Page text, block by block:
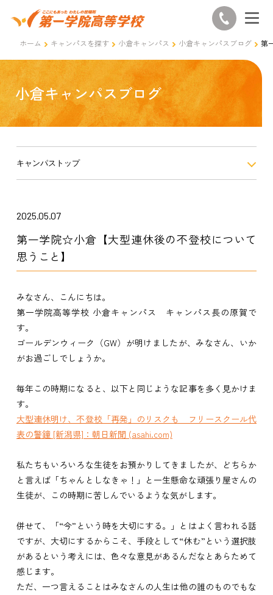
ホーム キャンパスを探す 小倉キャンパス 小倉キャンパスブログ 第
小倉キャンパスブログ
キャンパストップ
2025.05.07
第一学院☆小倉【大型連休後の不登校について
思うこと】
みなさん、こんにちは。
第一学院高等学校 小倉キャンパス キャンパス長の原賀で
す。
ゴールデンウィーク（GW）が明けましたが、みなさん、いか
がお過ごしでしょうか。
毎年この時期になると、以下と同じような記事を多く見かけま
す。
大型連休明け、不登校「再発」のリスクも フリースクール代
表の警鐘 [新潟県]：朝日新聞 (asahi.com)
私たちもいろいろな生徒をお預かりしてきましたが、どちらか
と言えば「ちゃんとしなきゃ！」と一生懸命な頑張り屋さんの
生徒が、この時期に苦しんでいるような気がします。
併せて、「“今”という時を大切にする。」とはよく言われる話
ですが、大切にするからこそ、手段として“休む”という選択肢
があるという考えには、色々な意見があるんだなとあらためて
感じます。
ただ、一つ言えることはみなさんの人生は他の誰のものでもな